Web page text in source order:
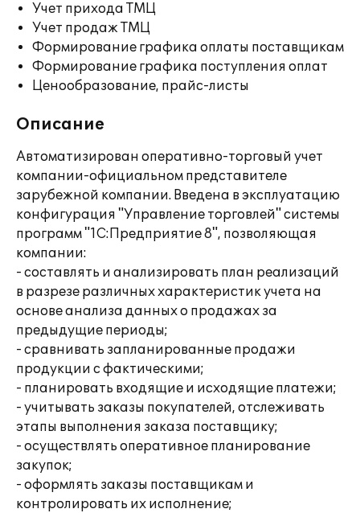
Учет прихода ТМЦ
Учет продаж ТМЦ
Формирование графика оплаты поставщикам
Формирование графика поступления оплат
Ценообразование, прайс-листы
Описание
Автоматизирован оперативно-торговый учет
компании-официальном представителе
зарубежной компании. Введена в эксплуатацию
конфигурация "Управление торговлей" системы
программ "1С:Предприятие 8", позволяющая
компании:
- составлять и анализировать план реализаций
в разрезе различных характеристик учета на
основе анализа данных о продажах за
предыдущие периоды;
- сравнивать запланированные продажи
продукции с фактическими;
- планировать входящие и исходящие платежи;
- учитывать заказы покупателей, отслеживать
этапы выполнения заказа поставщику;
- осуществлять оперативное планирование
закупок;
- оформлять заказы поставщикам и
контролировать их исполнение;